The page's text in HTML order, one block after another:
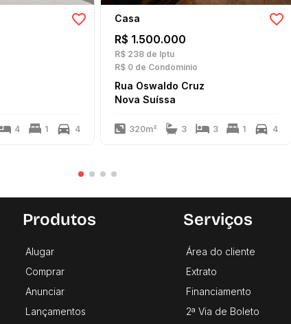
4 1 4
Casa
R$ 1.500.000
R$ 238 de Iptu
R$ 0 de Condomínio
Rua Oswaldo Cruz
Nova Suíssa
320m² 3 3 1 4
Produtos
Alugar
Comprar
Anunciar
Lançamentos
Serviços
Área do cliente
Extrato
Financiamento
2ª Via de Boleto